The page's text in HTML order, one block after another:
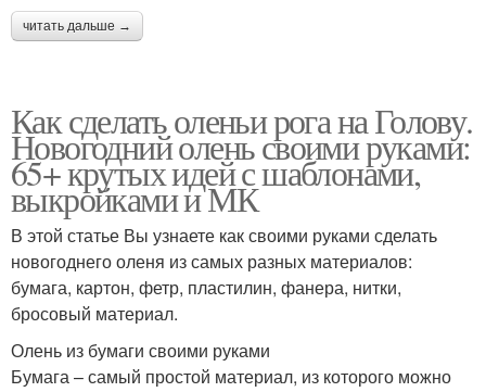
читать дальше →
Как сделать оленьи рога на Голову.
Новогодний олень своими руками:
65+ крутых идей с шаблонами,
выкройками и МК
В этой статье Вы узнаете как своими руками сделать
новогоднего оленя из самых разных материалов:
бумага, картон, фетр, пластилин, фанера, нитки,
бросовый материал.
Олень из бумаги своими руками
Бумага – самый простой материал, из которого можно